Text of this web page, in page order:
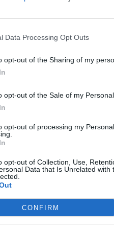
Data Processing Opt Outs
opt-out of the Sharing of my
opt-out of the Sale of my Personal
opt-out of processing my
opt-out of Collection, Use,
Data that Is Unrelated with
CONFIRM
и Херцеговина
во двата
Градишка во Босна и
на мостот, во сила е
јужна
и ограде на
прелаза, хитно сам
шести пут